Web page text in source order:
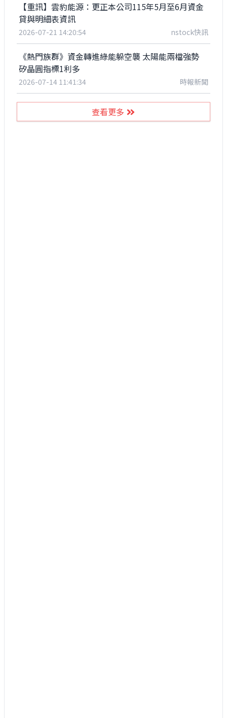
【重訊】雲豹能源：更正本公司115年5月至6月資金
貸與明細表資訊
2026-07-21 14:20:54 nstock快訊
《熱門族群》資金轉進綠能躲空襲 太陽能兩檔強勢
矽晶圓指標1利多
2026-07-14 11:41:34 時報新聞
查看更多